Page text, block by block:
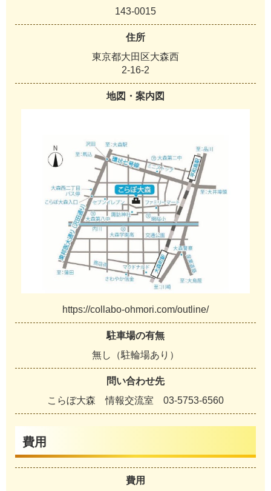
143-0015
住所
東京都大田区大森西
2-16-2
地図・案内図
https://collabo-ohmori.com/outline/
駐車場の有無
無し（駐輪場あり）
問い合わせ先
こらぼ大森 情報交流室 03-5753-6560
費用
費用